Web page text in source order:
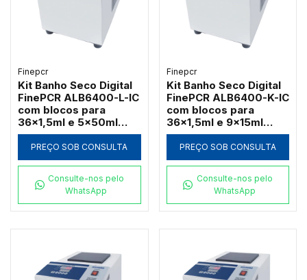
Finepcr
Kit Banho Seco Digital
FinePCR ALB6400-L-IC
com blocos para
36x1,5ml e 5x50ml
Falcon
PREÇO SOB CONSULTA
Consulte-nos pelo
WhatsApp
Finepcr
Kit Banho Seco Digital
FinePCR ALB6400-K-IC
com blocos para
36x1,5ml e 9x15ml
Falcon
PREÇO SOB CONSULTA
Consulte-nos pelo
WhatsApp